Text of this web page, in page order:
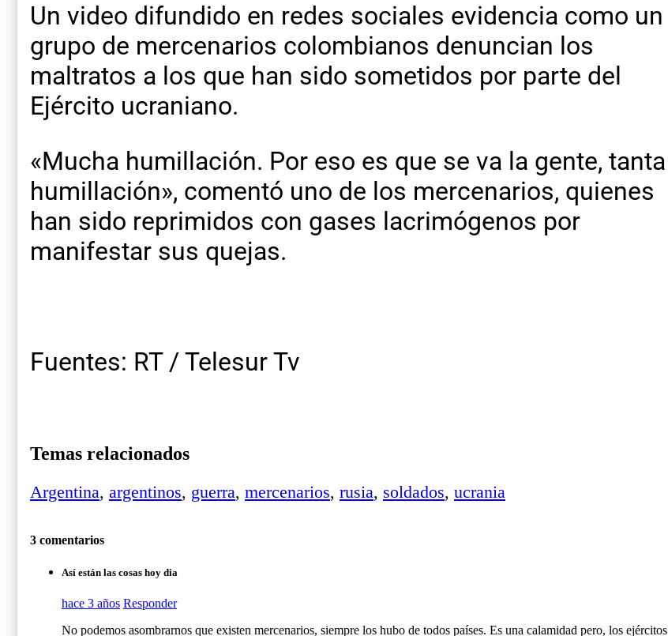
Un video difundido en redes sociales evidencia como un
grupo de mercenarios colombianos denuncian los
maltratos a los que han sido sometidos por parte del
Ejército ucraniano.
«Mucha humillación. Por eso es que se va la gente, tanta
humillación», comentó uno de los mercenarios, quienes
han sido reprimidos con gases lacrimógenos por
manifestar sus quejas.
Fuentes: RT / Telesur Tv
Temas relacionados
Argentina, argentinos, guerra, mercenarios, rusia, soldados, ucrania
3 comentarios
Así están las cosas hoy dia
hace 3 años Responder
No podemos asombrarnos que existen mercenarios, siempre los hubo de todos países. Es una calamidad pero, los ejércitos